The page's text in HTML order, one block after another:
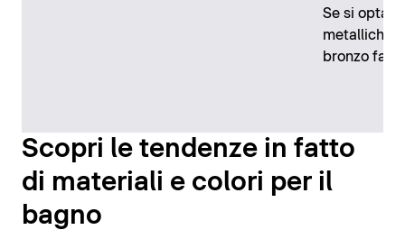
Se si opta
metalliche,
bronzo
Scopri le tendenze in fatto
di materiali e colori per il
bagno